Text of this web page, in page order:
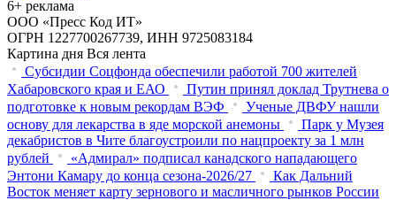
6+ реклама
ООО «Пресс Код ИТ»
ОГРН 1227700267739, ИНН 9725083184
Картина дня Вся лента
Субсидии Соцфонда обеспечили работой 700 жителей
Хабаровского края и ЕАО
Путин принял доклад Трутнева о
подготовке к новым рекордам ВЭФ
Ученые ДВФУ нашли
основу для лекарства в яде морской анемоны
Парк у Музея
декабристов в Чите благоустроили по нацпроекту за 1 млн
рублей
«Адмирал» подписал канадского нападающего
Энтони Камару до конца сезона-2026/27
Как Дальний
Восток меняет карту зернового и масличного рынков России